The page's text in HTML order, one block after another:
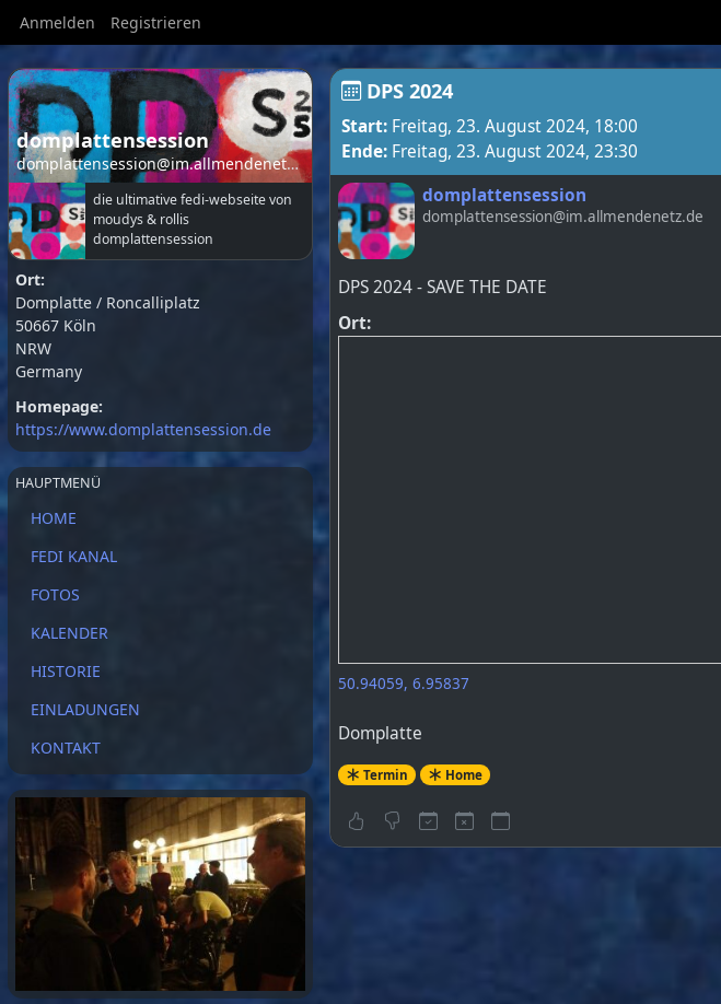
Anmelden Registrieren
domplattensession
domplattensession@im.allmendenetz.de
die ultimative fedi-webseite von
moudys & rollis
domplattensession
Ort:
Domplatte / Roncalliplatz
50667 Köln
NRW
Germany
Homepage:
https://www.domplattensession.de
HAUPTMENÜ
HOME
FEDI KANAL
FOTOS
KALENDER
HISTORIE
EINLADUNGEN
KONTAKT
DPS 2024
Start: Freitag, 23. August 2024, 18:00
Ende: Freitag, 23. August 2024, 23:30
domplattensession
domplattensession@im.allmendenetz.de
DPS 2024 - SAVE THE DATE
Ort:
50.94059, 6.95837
Domplatte
Termin Home